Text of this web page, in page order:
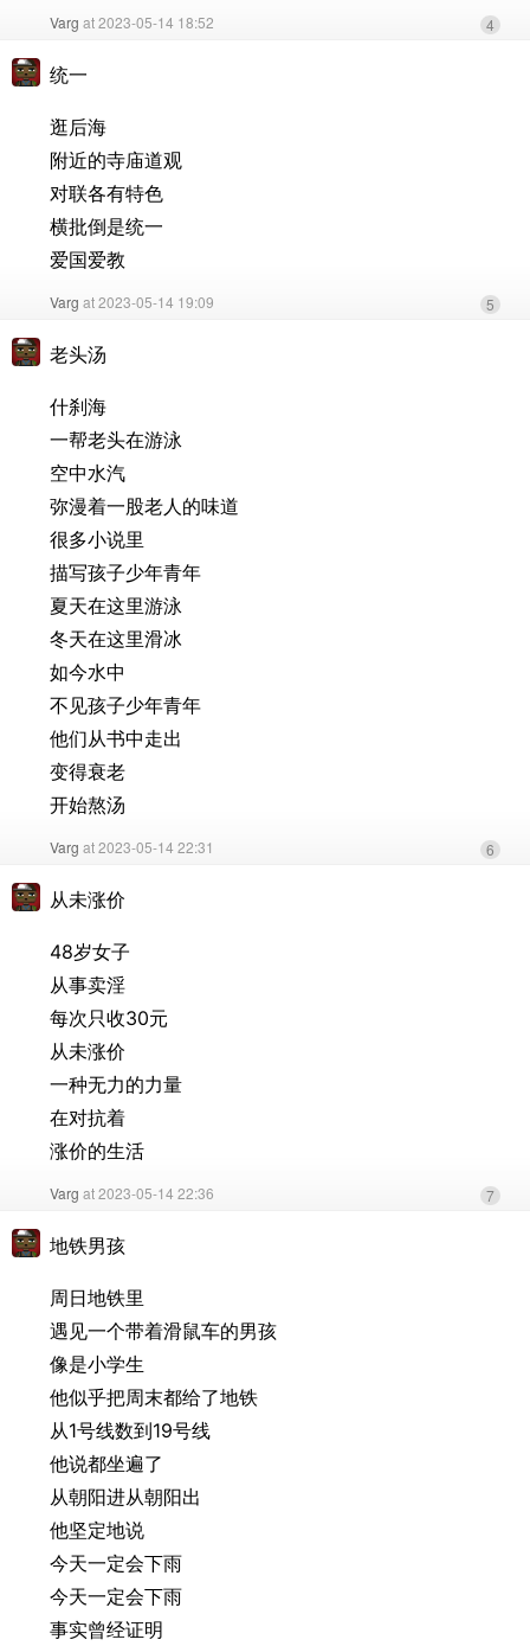
Varg at 2023-05-14 18:52 4
统一
逛后海
附近的寺庙道观
对联各有特色
横批倒是统一
爱国爱教
Varg at 2023-05-14 19:09 5
老头汤
什刹海
一帮老头在游泳
空中水汽
弥漫着一股老人的味道
很多小说里
描写孩子少年青年
夏天在这里游泳
冬天在这里滑冰
如今水中
不见孩子少年青年
他们从书中走出
变得衰老
开始熬汤
Varg at 2023-05-14 22:31 6
从未涨价
48岁女子
从事卖淫
每次只收30元
从未涨价
一种无力的力量
在对抗着
涨价的生活
Varg at 2023-05-14 22:36 7
地铁男孩
周日地铁里
遇见一个带着滑鼠车的男孩
像是小学生
他似乎把周末都给了地铁
从1号线数到19号线
他说都坐遍了
从朝阳进从朝阳出
他坚定地说
今天一定会下雨
今天一定会下雨
事实曾经证明